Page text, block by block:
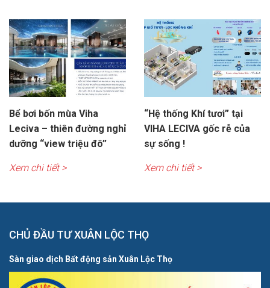
Bể bơi bốn mùa Viha
Leciva – thiên đường nghỉ
dưỡng “view triệu đô”
Xem chi tiết >
“Hệ thống Khí tươi” tại
VIHA LECIVA gốc rễ của
sự sống !
Xem chi tiết >
CHỦ ĐẦU TƯ XUÂN LỘC THỌ
Sàn giao dịch Bất động sản Xuân Lộc Thọ